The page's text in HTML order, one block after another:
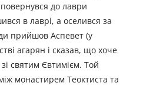
повернувся до лаври
в лаврі, а оселився за
прийшов Аспевет (у
агарян і сказав, що хоче
святим Євтимієм. Той
монастирем Теоктиста та